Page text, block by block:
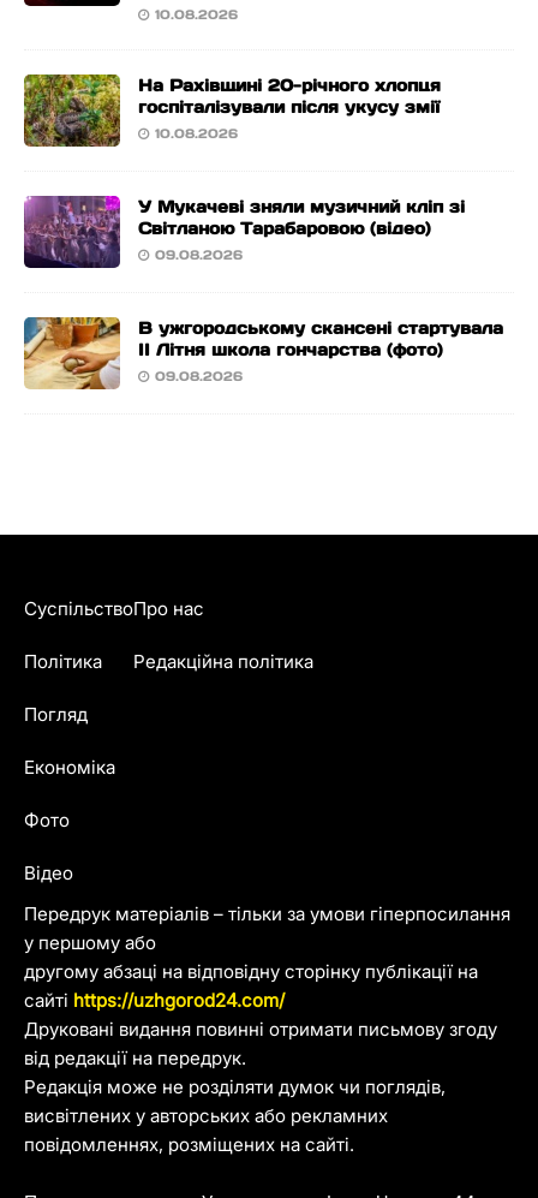
10.08.2026
На Рахівщині 20-річного хлопця
госпіталізували після укусу змії
10.08.2026
У Мукачеві зняли музичний кліп зі
Світланою Тарабаровою (відео)
09.08.2026
В ужгородському скансені стартувала
ІІ Літня школа гончарства (фото)
09.08.2026
Передрук матеріалів – тільки за умови гіперпосилання
у першому або
другому абзаці на відповідну сторінку публікації на
сайті https://uzhgorod24.com/
Друковані видання повинні отримати письмову згоду
від редакції на передрук.
Редакція може не розділяти думок чи поглядів,
висвітлених у авторських або рекламних
повідомленнях, розміщених на сайті.
Суспільство
Політика
Погляд
Економіка
Фото
Відео
Про нас
Редакційна політика